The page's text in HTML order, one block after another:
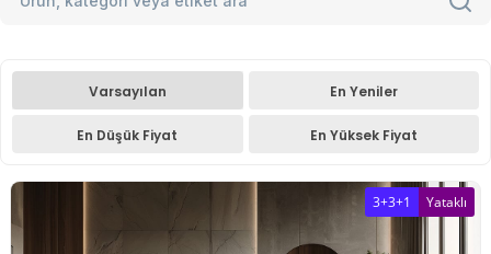
Varsayılan En Yeniler
En Düşük Fiyat En Yüksek Fiyat
3+3+1 Yataklı